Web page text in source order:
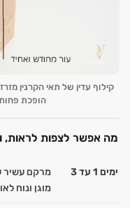
קילוף עדין של תאי הקרנין
הופכת
מה אפשר לצפות לראות,
ימים 1 עד 3
מרקם עשיר
מוגן ונוח